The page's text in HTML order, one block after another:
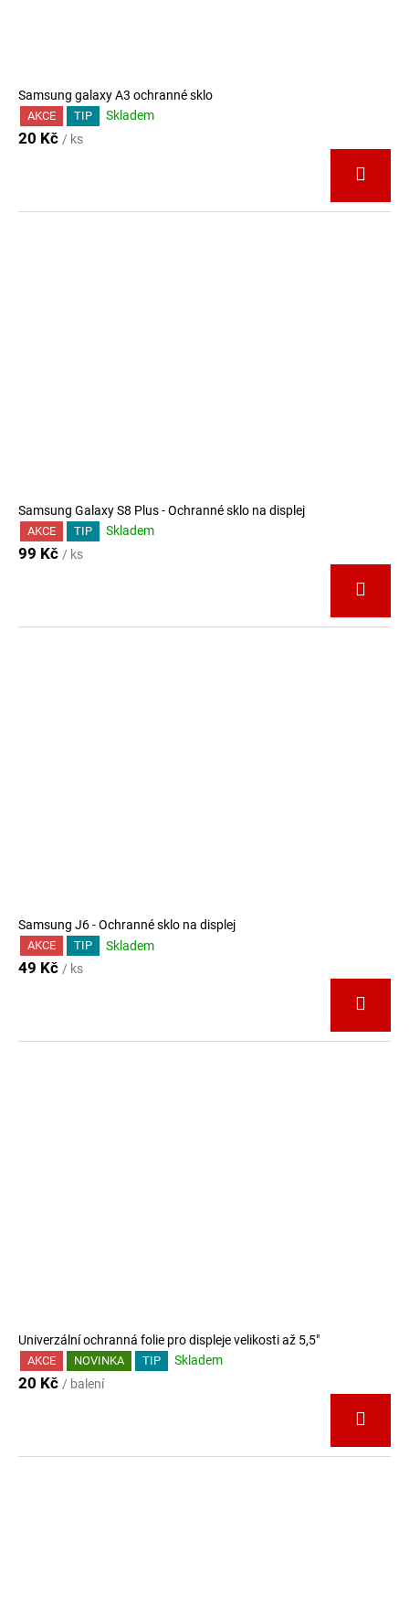
Samsung galaxy A3 ochranné sklo
AKCE TIP Skladem
20 Kč / ks
Samsung Galaxy S8 Plus - Ochranné sklo na displej
AKCE TIP Skladem
99 Kč / ks
Samsung J6 - Ochranné sklo na displej
AKCE TIP Skladem
49 Kč / ks
Univerzální ochranná folie pro displeje velikosti až 5,5"
AKCE NOVINKA TIP Skladem
20 Kč / balení